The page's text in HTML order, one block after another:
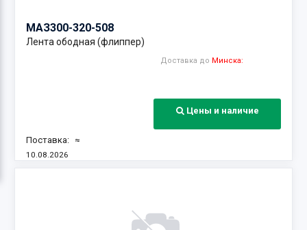
МАЗ300-320-508
Лента ободная (флиппер)
Доставка до Минска:
Цены и наличие
Поставка: ≈
10.08.2026